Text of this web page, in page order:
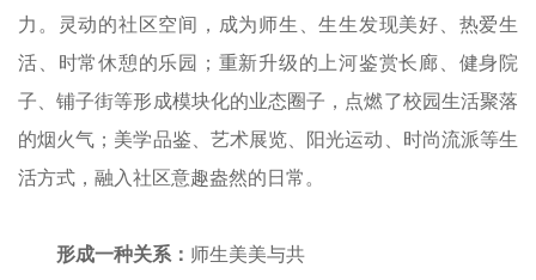
力。灵动的社区空间，成为师生、生生发现美好、热爱生
活、时常休憩的乐园；重新升级的上河鉴赏长廊、健身院
子、铺子街等形成模块化的业态圈子，点燃了校园生活聚落
的烟火气；美学品鉴、艺术展览、阳光运动、时尚流派等生
活方式，融入社区意趣盎然的日常。
形成一种关系： 师生美美与共